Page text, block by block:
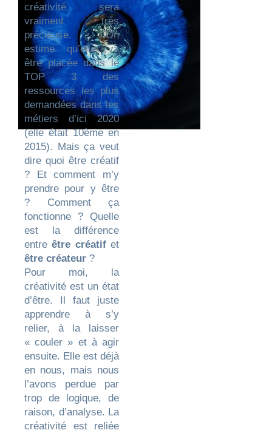
créativité sera
vraiment très
précieuse. On
estime qu’elle va
être placée dans le
TOP 3 des
ressources les plus
demandées dans les
métiers d’ici 2020
(elle était 10ème en
2015). Mais ça veut
dire quoi être créatif
? Et comment m’y
prendre pour y être
? Comment ça
fonctionne ? Quelle
est la différence
entreêtre créatifet
être créateur ?
Pour moi, la
créativité est un état
d’être. Il faut juste
apprendre à s’y
relier, à la laisser
« couler » et à agir
ensuite. Elle est déjà
en nous, mais nous
l’avons perdue par
trop de logique, de
raison, d’analyse. La
créativité est reliée